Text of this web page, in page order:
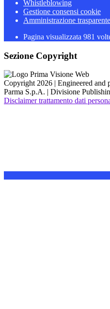
Whistleblowing
Gestione consensi cookie
Amministrazione trasparente
Pagina visualizzata 981
Sezione Copyright
Copyright 2026 | Engineered and
Parma S.p.A. | Divisione
Disclaimer trattamento dati